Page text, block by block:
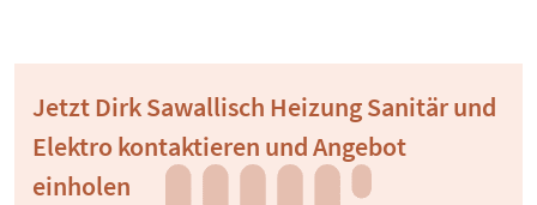
Jetzt Dirk Sawallisch Heizung Sanitär und
Elektro kontaktieren und Angebot
einholen